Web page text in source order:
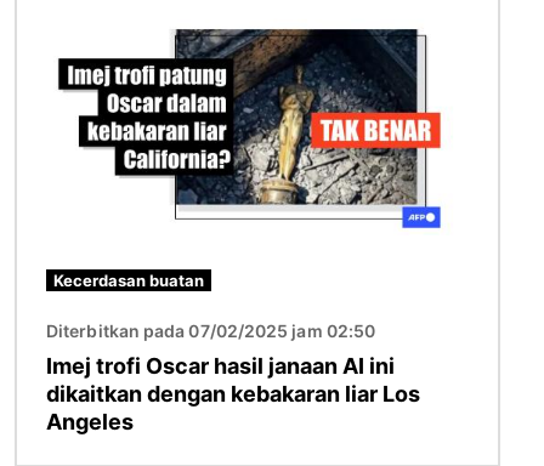
Kecerdasan buatan
Diterbitkan pada 07/02/2025 jam 02:50
Imej trofi Oscar hasil janaan AI ini
dikaitkan dengan kebakaran liar Los
Angeles